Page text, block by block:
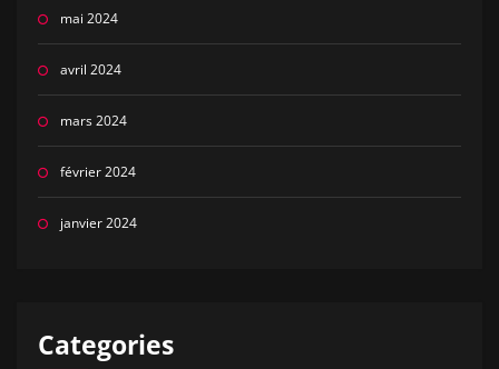
mai 2024
avril 2024
mars 2024
février 2024
janvier 2024
Categories